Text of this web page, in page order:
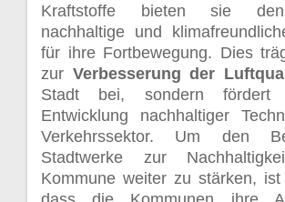
Kraftstoffe bieten sie
nachhaltige und
für ihre Fortbewegung. Dies
zur Verbesserung der
Stadt bei, sondern
Entwicklung nachhaltiger
Verkehrssektor. Um den
Stadtwerke zur
Kommune weiter zu stärken,